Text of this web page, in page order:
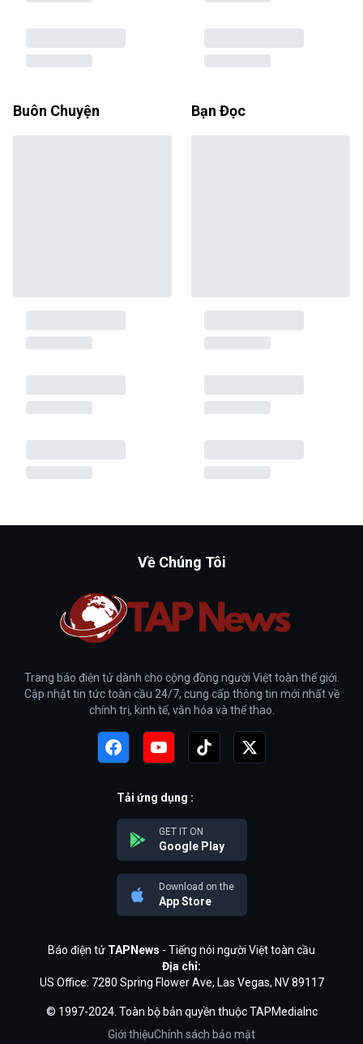
Buôn Chuyện Bạn Đọc
Về Chúng Tôi
Trang báo điện tử dành cho cộng đồng người Việt toàn thế giới.
Cập nhật tin tức toàn cầu 24/7, cung cấp thông tin mới nhất về
chính trị, kinh tế, văn hóa và thể thao.
Tải ứng dụng :
GET IT ON
Google Play
Download on the
App Store
Báo điện tử TAPNews - Tiếng nói người Việt toàn cầu
Địa chỉ:
US Office: 7280 Spring Flower Ave, Las Vegas, NV 89117
© 1997-2024. Toàn bộ bản quyền thuộc TAPMediaInc
Giới thiệuChính sách bảo mật